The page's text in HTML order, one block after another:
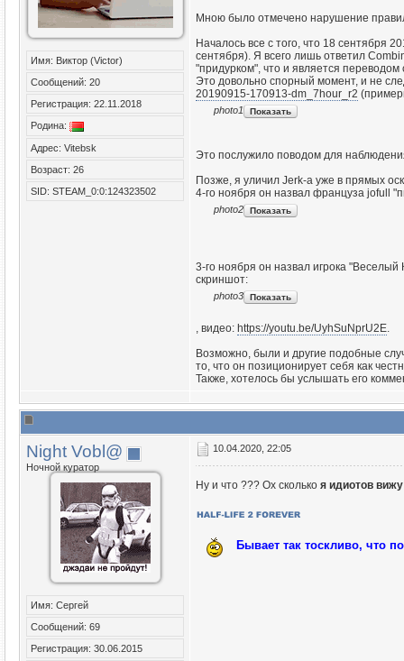
Имя: Виктор (Victor)
Сообщений: 20
Регистрация: 22.11.2018
Родина:
Адрес: Vitebsk
Возраст: 26
SID: STEAM_0:0:124323502
Мною было отмечено нарушение
Началось все с того, что 18 сентября
сентября). Я всего лишь ответил
"придурком", что и является переводом
Это довольно спорный момент, и не
20190915-170913-dm_7hour_r2
photo1
Это послужило поводом для
Позже, я уличил Jerk-а уже в прямых
4-го ноября он назвал француза jofull
photo2
3-го ноября он назвал игрока
скриншот:
photo3
, видео: https://youtu.be/UyhSuNprU2E.
Возможно, были и другие подобные
то, что он позиционирует себя как
Также, хотелось бы услышать его
Night Vobl@
Ночной куратор
Имя: Сергей
Сообщений: 69
Регистрация: 30.06.2015
10.04.2020, 22:05
Ну и что ??? Ох сколько я идиотов вижу
Бывает так тоскливо, что